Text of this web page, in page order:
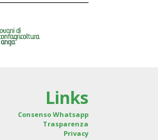
Links
Consenso Whatsapp
Trasparenza
Privacy